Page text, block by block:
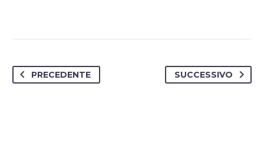
PRECEDENTE SUCCESSIVO